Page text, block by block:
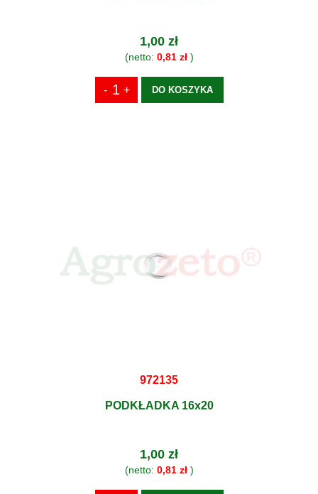
1,00 zł
(netto: 0,81 zł)
DO KOSZYKA
972135
PODKŁADKA 16x20
1,00 zł
(netto: 0,81 zł)